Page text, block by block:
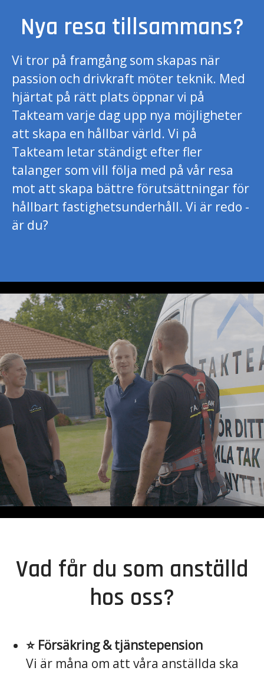
Nya resa tillsammans?
Vi tror på framgång som skapas när
passion och drivkraft möter teknik. Med
hjärtat på rätt plats öppnar vi på
Takteam varje dag upp nya möjligheter
att skapa en hållbar värld. Vi på
Takteam letar ständigt efter fler
talanger som vill följa med på vår resa
mot att skapa bättre förutsättningar för
hållbart fastighetsunderhåll. Vi är redo -
är du?
Vad får du som anställd
hos oss?
⭐️ Försäkring & tjänstepension
Vi är måna om att våra anställda ska